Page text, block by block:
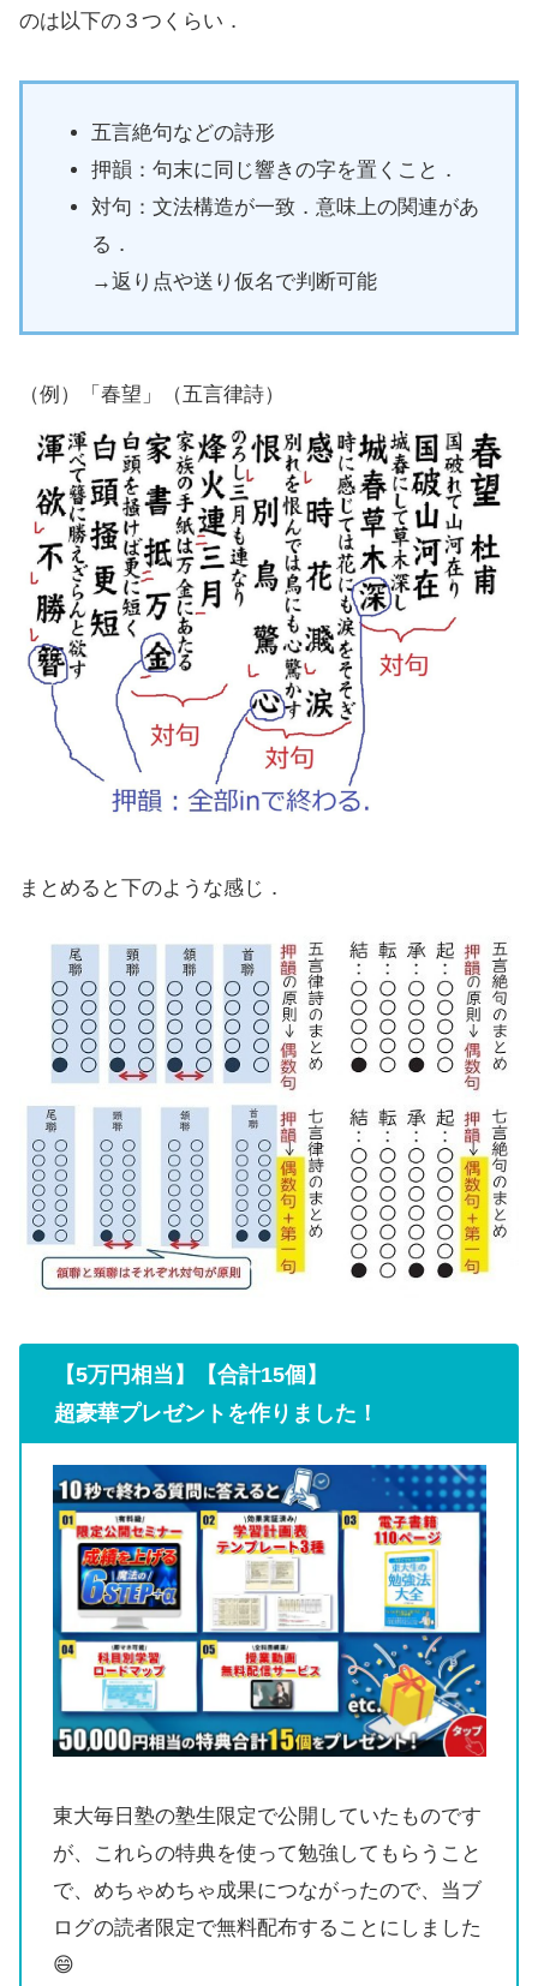
のは以下の３つくらい．
五言絶句などの詩形
押韻：句末に同じ響きの字を置くこと．
対句：文法構造が一致．意味上の関連があ
る．
→返り点や送り仮名で判断可能
（例）「春望」（五言律詩）
まとめると下のような感じ．
【5万円相当】【合計15個】
超豪華プレゼントを作りました！
東大毎日塾の塾生限定で公開していたものです
が、これらの特典を使って勉強してもらうこと
で、めちゃめちゃ成果につながったので、当ブ
ログの読者限定で無料配布することにしました
😄